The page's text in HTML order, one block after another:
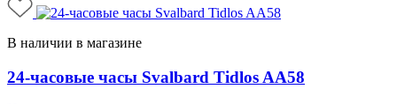
В наличии в магазине
24-часовые часы Svalbard Tidlos AA58